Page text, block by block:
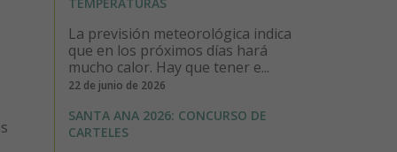
La previsión meteorológica indica
que en los próximos días hará
mucho calor. Hay que tener e...
22 de junio de 2026
SANTA ANA 2026: CONCURSO DE
CARTELES